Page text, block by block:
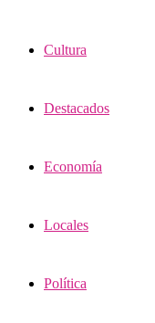
Cultura
Destacados
Economía
Locales
Política